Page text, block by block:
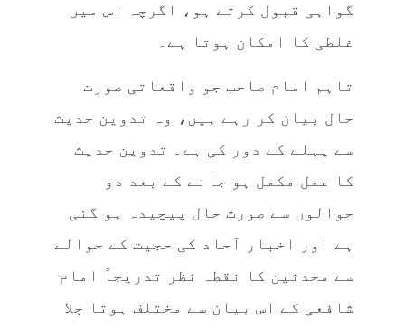
گواہی قبول کرتے ہو، اگرچہ اس میں
غلطی کا امکان ہوتا ہے۔
تاہم امام صاحب جو واقعاتی صورت
حال بیان کر رہے ہیں، وہ تدوین حدیث
سے پہلے کے دور کی ہے۔ تدوین حدیث
کا عمل مکمل ہو جانے کے بعد دو
حوالوں سے صورت حال پیچیدہ ہو گئی
ہے اور اخبار آحاد کی حجیت کے حوالے
سے محدثین کا نقطہ نظر تدریجاً‌ امام
شافعی کے اس بیان سے مختلف ہوتا چلا